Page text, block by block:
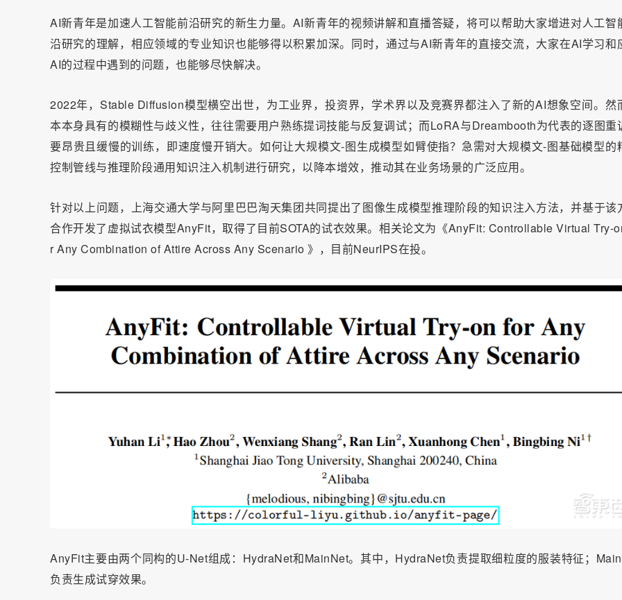
AI新青年是加速人工智能前沿研究的新生力量。AI新青年的视频讲解和直播答疑，将可以帮助大家增进对人工智
沿研究的理解，相应领域的专业知识也能够得以积累加深。同时，通过与AI新青年的直接交流，大家在AI学习和
AI的过程中遇到的问题，也能够尽快解决。
2022年，Stable Diffusion模型横空出世，为工业界，投资界，学术界以及竞赛界都注入了新的AI想象空间。然
本本身具有的模糊性与歧义性，往往需要用户熟练提词技能与反复调试；而LoRA与Dreambooth为代表的逐图重
要昂贵且缓慢的训练，即速度慢开销大。如何让大规模文-图生成模型如臂使指？急需对大规模文-图基础模型的
控制管线与推理阶段通用知识注入机制进行研究，以降本增效，推动其在业务场景的广泛应用。
针对以上问题，上海交通大学与阿里巴巴淘天集团共同提出了图像生成模型推理阶段的知识注入方法，并基于该
合作开发了虚拟试衣模型AnyFit，取得了目前SOTA的试衣效果。相关论文为《AnyFit: Controllable Virtual Try-
r Any Combination of Attire Across Any Scenario 》，目前NeurIPS在投。
AnyFit主要由两个同构的U-Net组成： HydraNet和MainNet。其中，HydraNet负责提取细粒度的服装特征；
负责生成试穿效果。